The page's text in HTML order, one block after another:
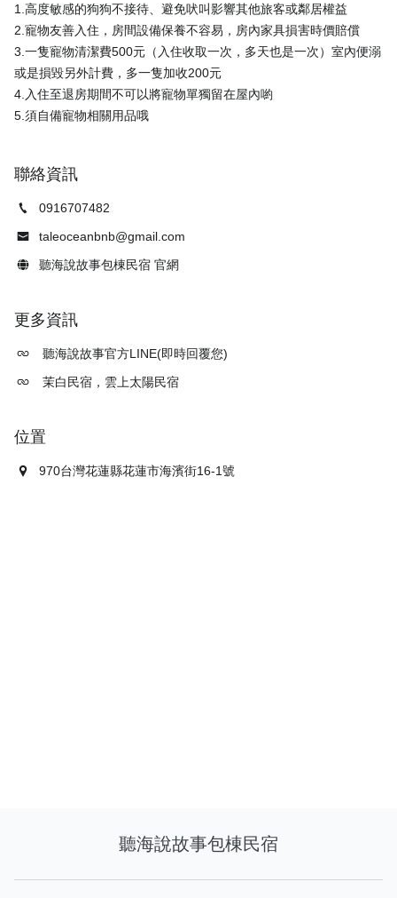
1.高度敏感的狗狗不接待、避免吠叫影響其他旅客或鄰居權益
2.寵物友善入住，房間設備保養不容易，房內家具損害時價賠償
3.一隻寵物清潔費500元（入住收取一次，多天也是一次）室內便溺
或是損毀另外計費，多一隻加收200元
4.入住至退房期間不可以將寵物單獨留在屋內喲
聯絡資訊
0916707482
taleoceanbnb@gmail.com
聽海說故事包棟民宿 官網
更多資訊
聽海說故事官方LINE(即時回覆您)
茉白民宿，雲上太陽民宿
位置
970台灣花蓮縣花蓮市海濱街16-1號
聽海說故事包棟民宿